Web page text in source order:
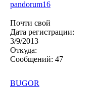
pandorum16
Почти свой
Дата регистрации:
3/9/2013
Откуда:
Сообщений: 47
BUGOR